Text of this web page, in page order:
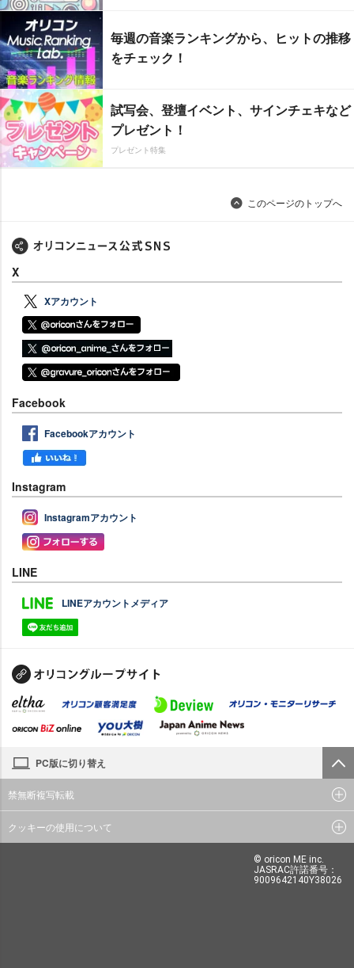
毎週の音楽ランキングから、ヒットの推移
をチェック！
試写会、登壇イベント、サインチェキなど
プレゼント！
プレゼント特集
このページのトップへ
X
Xアカウント
Facebook
Facebookアカウント
Instagram
Instagramアカウント
LINE
LINEアカウントメディア
PC版に切り替え
禁無断複写転載
クッキーの使用について
© oricon ME inc.
JASRAC許諾番号：
9009642140Y38026